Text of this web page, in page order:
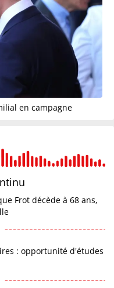
en campagne
Frot décède à 68 ans,
: opportunité d'études